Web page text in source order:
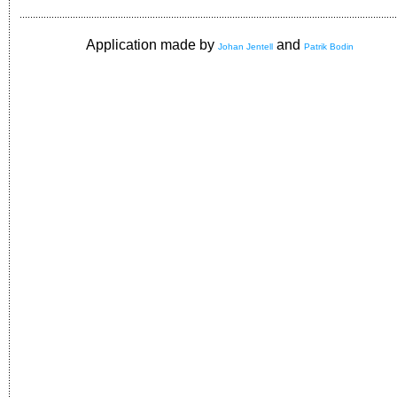
Application made by Johan Jentell and Patrik Bodin